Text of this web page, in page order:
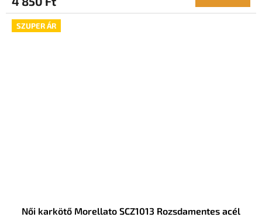
SZUPER ÁR
Női karkötő Morellato SCZ1013 Rozsdamentes acél